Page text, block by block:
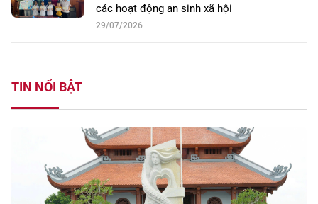
các hoạt động an sinh xã hội
29/07/2026
TIN NỔI BẬT